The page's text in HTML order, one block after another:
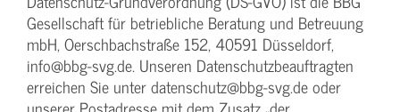
Gesellschaft für betriebliche Beratung und Betreuung
mbH, Oerschbachstraße 152, 40591 Düsseldorf,
info@bbg-svg.de. Unseren Datenschutzbeauftragten
erreichen Sie unter datenschutz@bbg-svg.de oder